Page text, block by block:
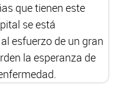
que tienen este
se está
esfuerzo de un gran
la esperanza de